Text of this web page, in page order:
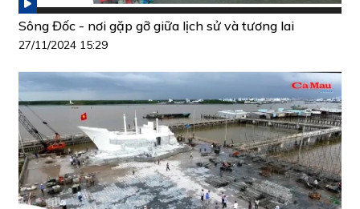
Sông Đốc - nơi gặp gỡ giữa lịch sử và tương lai
27/11/2024 15:29